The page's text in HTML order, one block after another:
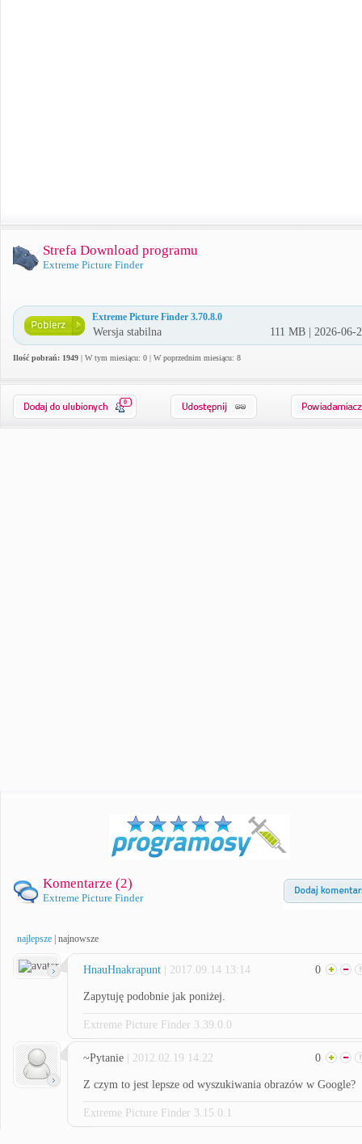
Strefa Download programu
Extreme Picture Finder
Extreme Picture Finder 3.70.8.0
Wersja stabilna 111 MB | 2026-06-
Ilość pobrań: 1949 | W tym miesiącu: 0 | W poprzednim miesiącu: 8
0
Komentarze (2)
Extreme Picture Finder
najlepsze najnowsze
HnauHnakrapunt | 2017.09.14 13:14 0
Zapytuję podobnie jak poniżej.
Extreme Picture Finder 3.39.0.0
~Pytanie | 2012.02.19 14:22 0
Z czym to jest lepsze od wyszukiwania obrazów w Google?
Extreme Picture Finder 3.15.0.1